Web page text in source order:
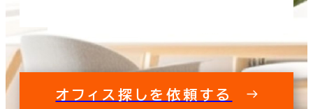
オフィス探しを依頼する